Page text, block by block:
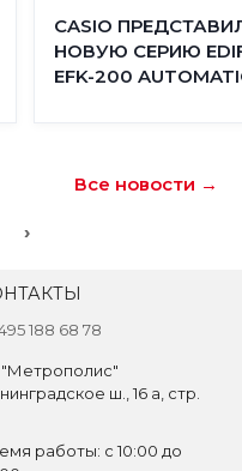
CASIO
НОВУЮ СЕРИЮ
EFK-200
Все новости →
›
188 68 78
ш., 16 а, стр.
работы: с 10:00 до